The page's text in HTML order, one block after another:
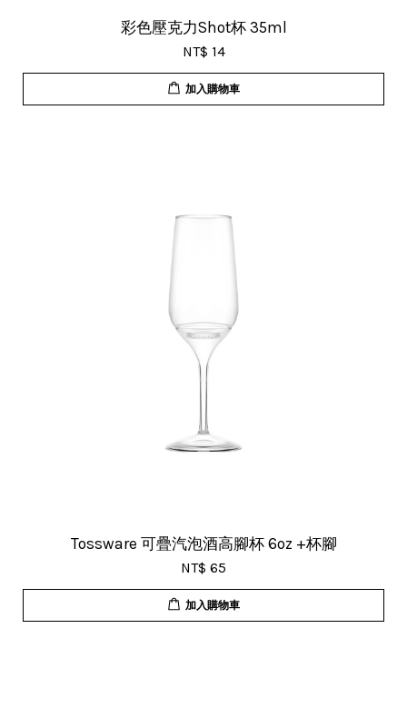
彩色壓克力Shot杯 35ml
NT$ 14
加入購物車
Tossware 可疊汽泡酒高腳杯 6oz +杯腳
NT$ 65
加入購物車